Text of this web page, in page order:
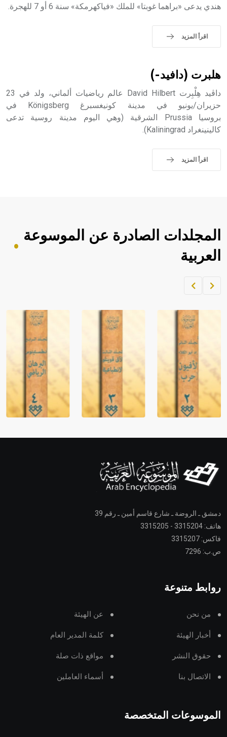
حيث تقتصر القيمة الصوتية للعلامة الك
هندي يدعى «براهما غوبتا» للملك «فياكهرمكة» سنة 6 أو 7 للهجرة.
اقرأ المزيد
هلبرت (دافيد-)
داڤيد هِلْبِرت David Hilbert عالم رياضيات ألماني، ولد في 23
حزيران/يونيو في مدينة كونيغسبرغ Königsberg في
بروسيا Prussia الشرقية (وهي اليوم مدينة روسية تدعى
كالينينغراد Kaliningrad).
اقرأ المزيد
المجلدات الصادرة عن الموسوعة
العربية
دمشق ـ الروضة ـ شارع قاسم أمين ـ رقم 39
هاتف: 3315204 - 3315205
فاكس: 3315207
ص.ب: 7296
روابط متنوعة
من نحن عن الهيئة
أخبار الهيئة كلمة المدير العام
حقوق النشر مواقع ذات صلة
الاتصال بنا أسماء العاملين
الموسوعات المتخصصة